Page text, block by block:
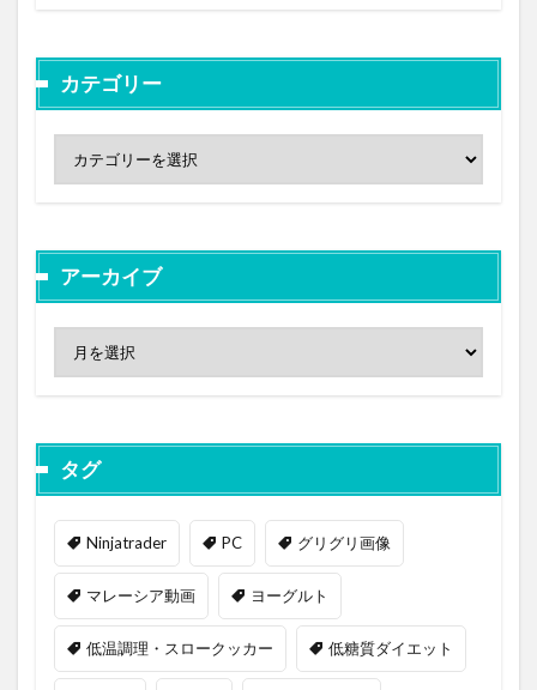
カテゴリー
アーカイブ
タグ
Ninjatrader PC グリグリ画像
マレーシア動画 ヨーグルト
低温調理・スロークッカー 低糖質ダイエット